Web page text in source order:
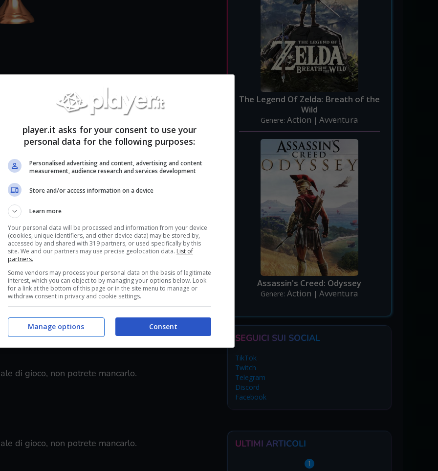
di gioco, non potrete mancarlo.
di gioco, non potrete mancarlo.
di gioco, non potrete mancarlo.
di gioco, non potrete mancarlo.
di gioco, non potrete mancarlo.
di gioco, non potrete mancarlo.
The Legend Of Zelda: Breath of the
Wild
Genere:Action |Avventura
Assassin's Creed: Odyssey
Genere:Action |Avventura
SEGUICI SUI SOCIAL
TikTok
Twitch
Telegram
Discord
Facebook
ULTIMI ARTICOLI
player.it asks for your consent to use your
personal data for the following purposes:
Personalised advertising and content, advertising and content
measurement, audience research and services development
Store and/or access information on a device
Learn more
Your personal data will be processed and information from your device
(cookies, unique identifiers, and other device data) may be stored by,
accessed by and shared with 319 partners, or used specifically by this
site. We and our partners may use precise geolocation data. List of
partners.
Some vendors may process your personal data on the basis of legitimate
interest, which you can object to by managing your options below. Look
for a link at the bottom of this page or in the site menu to manage or
withdraw consent in privacy and cookie settings.
Consent
Manage options